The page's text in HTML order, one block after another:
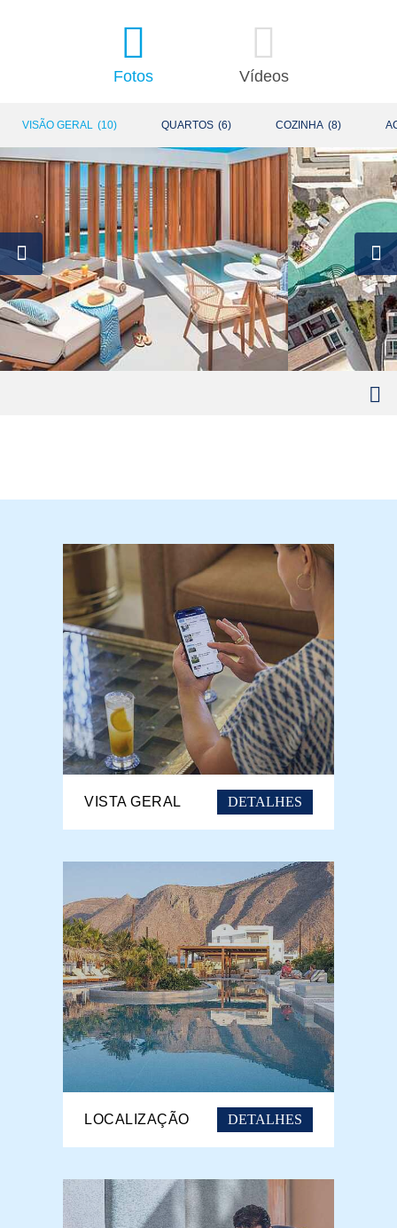
Fotos Vídeos
VISÃO GERAL (10) QUARTOS (6) COZINHA (8)
VISTA GERAL DETALHES
LOCALIZAÇÃO DETALHES